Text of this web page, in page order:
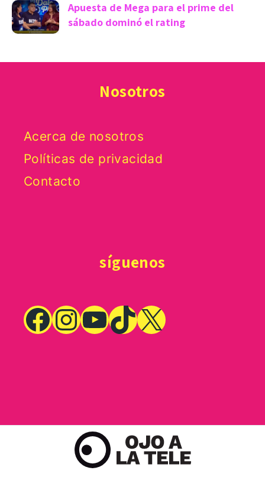
Apuesta de Mega para el prime del
sábado dominó el rating
Nosotros
Acerca de nosotros
Políticas de privacidad
Contacto
síguenos